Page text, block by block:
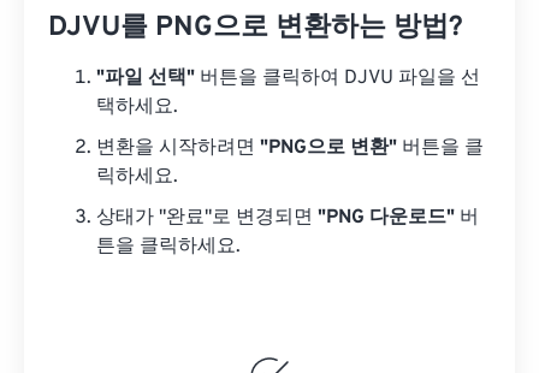
DJVU를 PNG으로 변환하는 방법?
"파일 선택" 버튼을 클릭하여 DJVU 파일을 선
택하세요.
변환을 시작하려면 "PNG으로 변환" 버튼을 클
릭하세요.
상태가 "완료"로 변경되면 "PNG 다운로드" 버
튼을 클릭하세요.